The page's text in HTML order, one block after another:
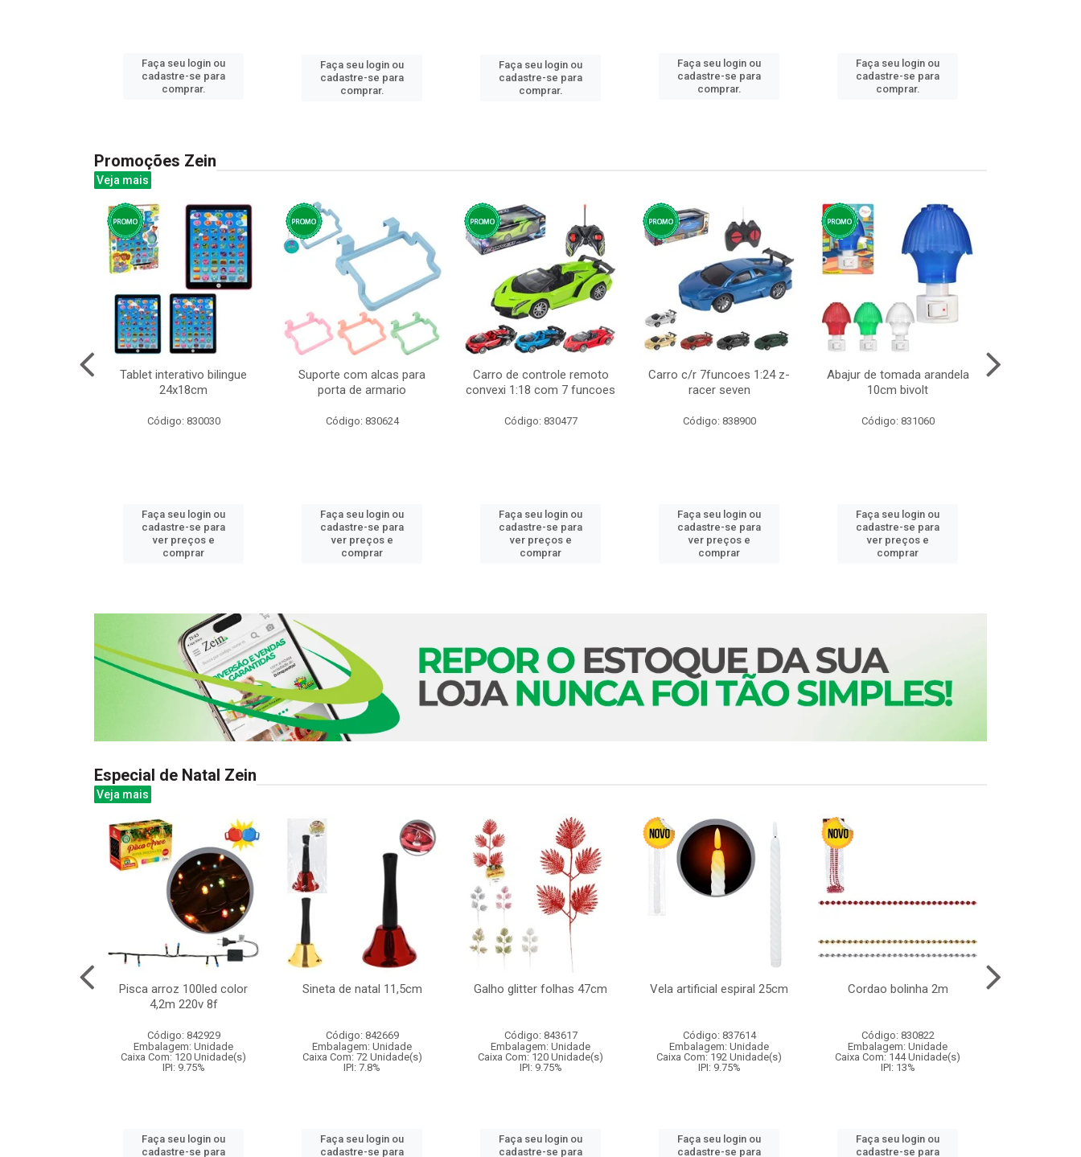
Faça seu login ou
cadastre-se para
comprar.
Faça seu login ou
cadastre-se para
comprar.
Faça seu login ou
cadastre-se para
comprar.
Faça seu login ou
cadastre-se para
comprar.
Faça seu login ou
cadastre-se para
comprar.
Promoções Zein
Veja mais
Tablet interativo bilingue
24x18cm
Código: 830030
Faça seu login ou
cadastre-se para
ver preços e
comprar
Suporte com alcas para
porta de armario
Código: 830624
Faça seu login ou
cadastre-se para
ver preços e
comprar
Carro de controle remoto
convexi 1:18 com 7 funcoes
Código: 830477
Faça seu login ou
cadastre-se para
ver preços e
comprar
Carro c/r 7funcoes 1:24 z-
racer seven
Código: 838900
Faça seu login ou
cadastre-se para
ver preços e
comprar
Abajur de tomada arandela
10cm bivolt
Código: 831060
Faça seu login ou
cadastre-se para
ver preços e
comprar
Especial de Natal Zein
Veja mais
Pisca arroz 100led color
4,2m 220v 8f
Código: 842929
Embalagem: Unidade
Caixa Com: 120 Unidade(s)
IPI: 9.75%
Faça seu login ou
cadastre-se para
Sineta de natal 11,5cm
Código: 842669
Embalagem: Unidade
Caixa Com: 72 Unidade(s)
IPI: 7.8%
Faça seu login ou
cadastre-se para
Galho glitter folhas 47cm
Código: 843617
Embalagem: Unidade
Caixa Com: 120 Unidade(s)
IPI: 9.75%
Faça seu login ou
cadastre-se para
Vela artificial espiral 25cm
Código: 837614
Embalagem: Unidade
Caixa Com: 192 Unidade(s)
IPI: 9.75%
Faça seu login ou
cadastre-se para
Cordao bolinha 2m
Código: 830822
Embalagem: Unidade
Caixa Com: 144 Unidade(s)
IPI: 13%
Faça seu login ou
cadastre-se para